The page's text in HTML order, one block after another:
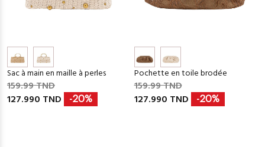
Sac à main en maille à perles
159.99 TND
127.990 TND
-20%
Pochette en toile brodée
159.99 TND
127.990 TND
-20%